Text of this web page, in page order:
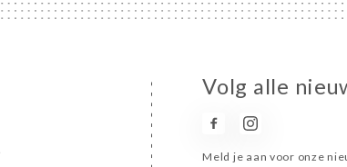
Volg alle
Meld je aan voor onze